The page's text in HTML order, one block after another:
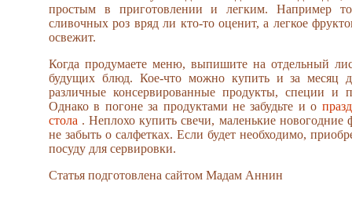
простым в приготовлении и легким. Например
сливочных роз вряд ли кто-то оценит, а легкое
освежит.
Когда продумаете меню, выпишите на отдельный
будущих блюд. Кое-что можно купить и за месяц
различные консервированные продукты, специи и
Однако в погоне за продуктами не забудьте и о
стола . Неплохо купить свечи, маленькие новогодние
не забыть о салфетках. Если будет необходимо,
посуду для сервировки.
Статья подготовлена сайтом Мадам Аннин